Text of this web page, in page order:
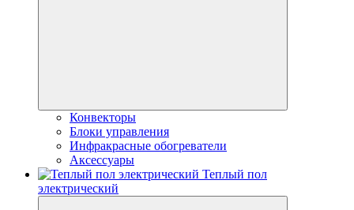
Конвекторы
Блоки управления
Инфракрасные обогреватели
Аксессуары
Теплый пол
электрический